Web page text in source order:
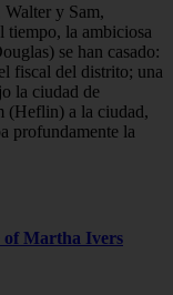
y Sam,
tiempo, la ambiciosa
se han casado:
fiscal del distrito; una
la ciudad de
(Heflin) a la ciudad,
profundamente la
of Martha Ivers